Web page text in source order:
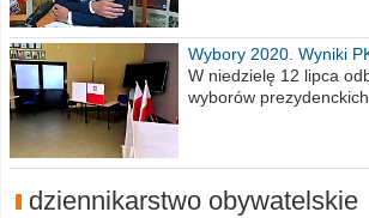
Wybory 2020. Wyniki
procent obwodów
W niedzielę 12 lipca
wyborów
dziennikarstwo obywatelskie